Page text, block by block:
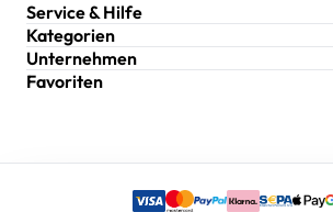
Service & Hilfe
Kategorien
Unternehmen
Favoriten